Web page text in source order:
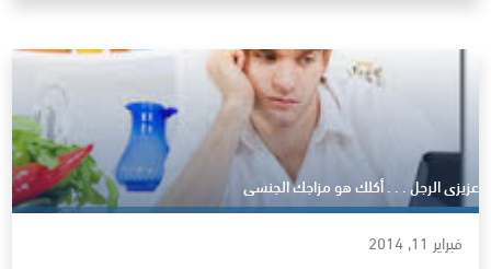
عزيزى الرجل . . . أكلك هو مزاجك الجنسى
فبراير 11, 2014